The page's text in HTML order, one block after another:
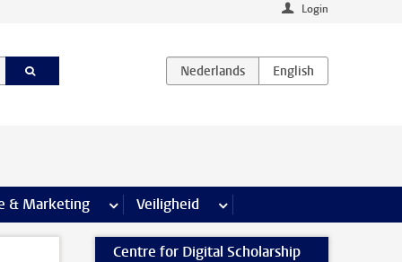
Login
& Marketing meer Communicatie & Marketing pagina’s
Veiligheid meer Veiligheid pagina’s
Centre for Digital Scholarship